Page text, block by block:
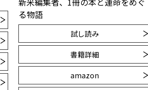
る物語
試し読み
書籍詳細
amazon